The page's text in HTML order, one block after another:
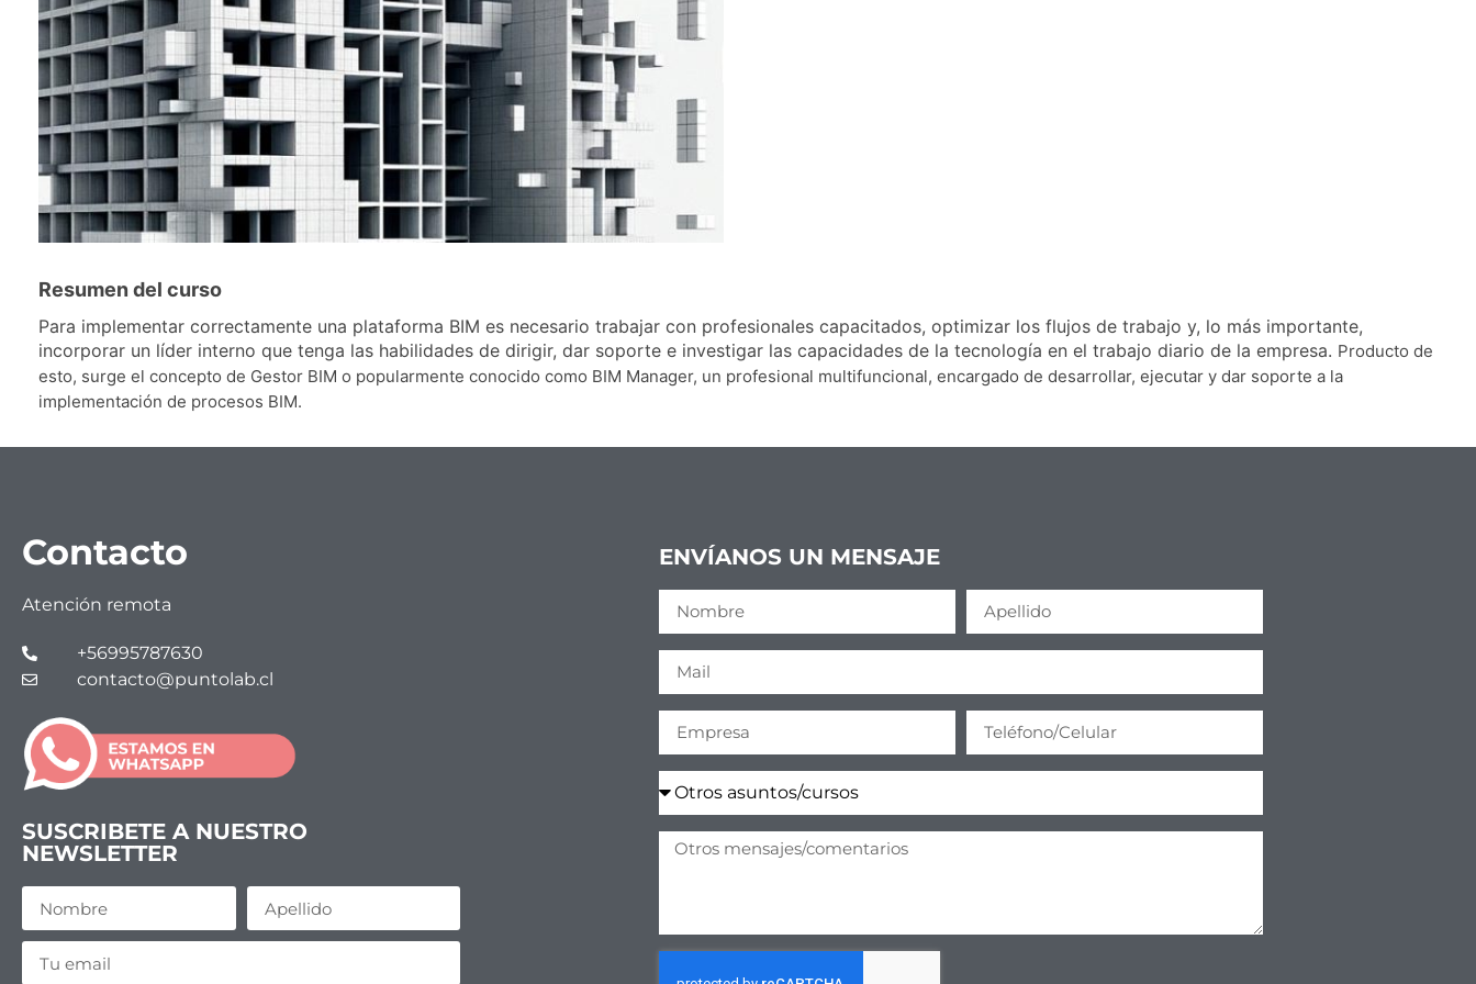
Resumen del curso
Para implementar correctamente una plataforma BIM es necesario trabajar con profesionales capacitados, optimizar los flujos de trabajo y, lo más importante,
incorporar un líder interno que tenga las habilidades de dirigir, dar soporte e investigar las capacidades de la tecnología en el trabajo diario de la empresa. Producto de
esto, surge el concepto de Gestor BIM o popularmente conocido como BIM Manager, un profesional multifuncional, encargado de desarrollar, ejecutar y dar soporte a la
implementación de procesos BIM.
Contacto
Atención remota
+56995787630
contacto@puntolab.cl
SUSCRIBETE A NUESTRO
NEWSLETTER
ENVÍANOS UN MENSAJE